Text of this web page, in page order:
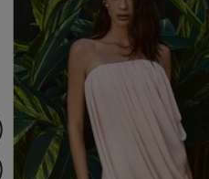
R$ 398 00
R$ 159,20